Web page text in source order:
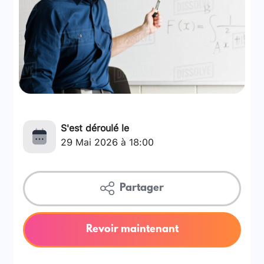
S'est déroulé le
29 Mai 2026 à 18:00
Partager
Revoir maintenant